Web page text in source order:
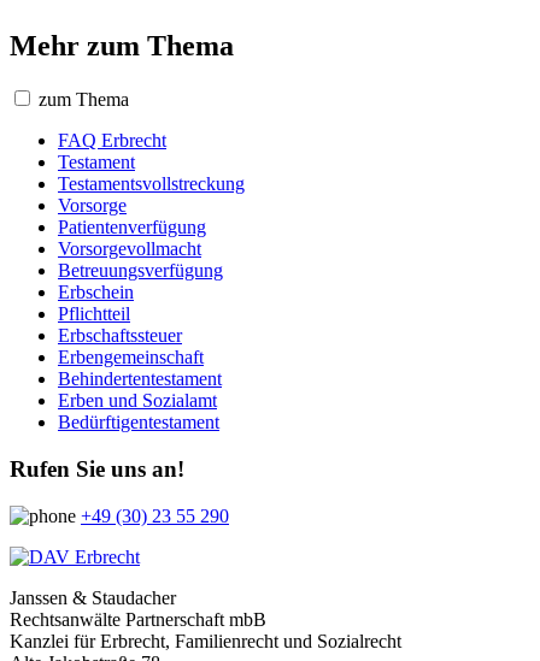
Mehr zum Thema
zum Thema
FAQ Erbrecht
Testament
Testamentsvollstreckung
Vorsorge
Patientenverfügung
Vorsorgevollmacht
Betreuungsverfügung
Erbschein
Pflichtteil
Erbschaftssteuer
Erbengemeinschaft
Behindertentestament
Erben und Sozialamt
Bedürftigentestament
Rufen Sie uns an!
+49 (30) 23 55 290
Janssen & Staudacher
Rechtsanwälte Partnerschaft mbB
Kanzlei für Erbrecht, Familienrecht und Sozialrecht